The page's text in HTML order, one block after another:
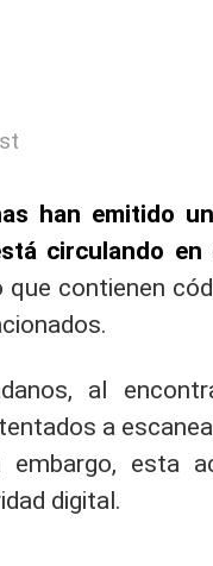
han emitido
circulando en
contienen
al
a
embargo, esta
digital.